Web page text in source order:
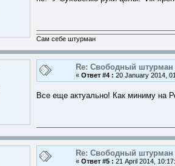
Сам себе штурман
Re: Свободный штурман
« Ответ #4 : 20 January 2014,
Все еще актуально! Как миниму на
Re: Свободный штурман
« Ответ #5 : 21 April 2014,